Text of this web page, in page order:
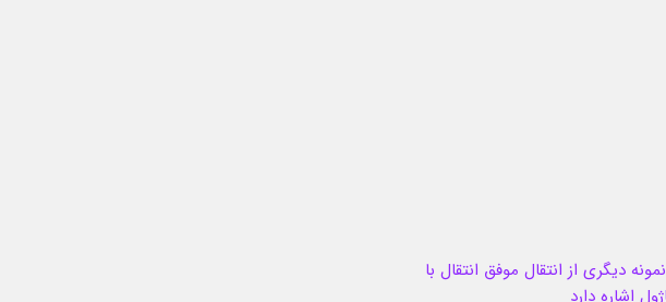
نمونه دیگری از انتقال موفق انتقال با